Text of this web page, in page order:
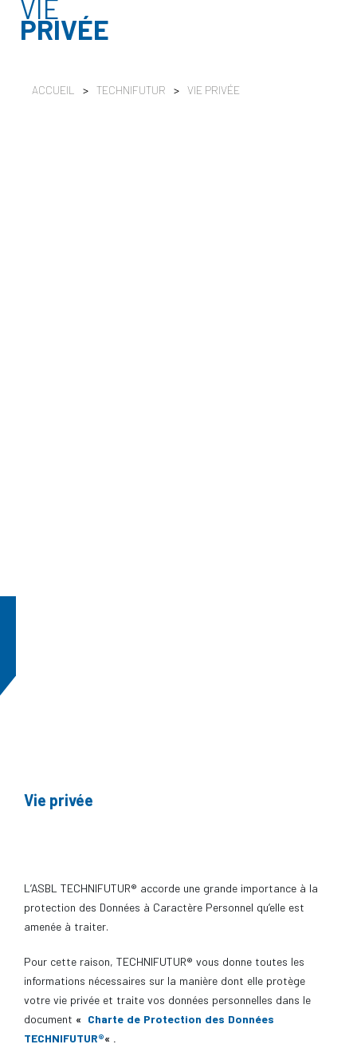
VIE
PRIVÉE
ACCUEIL > TECHNIFUTUR > VIE PRIVÉE
Vie privée
L’ASBL TECHNIFUTUR® accorde une grande importance à la
protection des Données à Caractère Personnel qu’elle est
amenée à traiter.
Pour cette raison, TECHNIFUTUR® vous donne toutes les
informations nécessaires sur la manière dont elle protège
votre vie privée et traite vos données personnelles dans le
document « Charte de Protection des Données
TECHNIFUTUR®« .